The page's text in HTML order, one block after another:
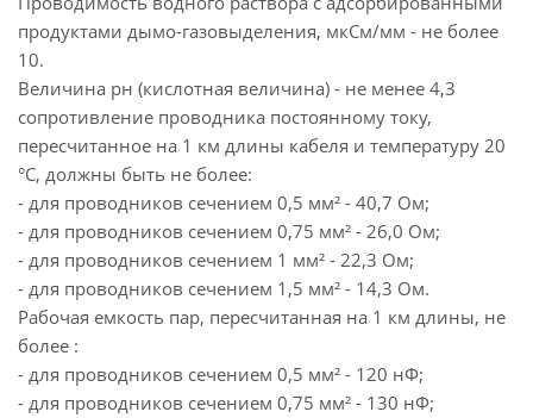
продуктами дымо-газовыделения, мкСм/мм - не более
10.
Величина рн (кислотная величина) - не менее 4,3
сопротивление проводника постоянному току,
пересчитанное на 1 км длины кабеля и температуру 20
°С, должны быть не более:
- для проводников сечением 0,5 мм² - 40,7 Ом;
- для проводников сечением 0,75 мм² - 26,0 Ом;
- для проводников сечением 1 мм² - 22,3 Ом;
- для проводников сечением 1,5 мм² - 14,3 Ом.
Рабочая емкость пар, пересчитанная на 1 км длины, не
более :
- для проводников сечением 0,5 мм² - 120 нФ;
- для проводников сечением 0,75 мм² - 130 нФ;